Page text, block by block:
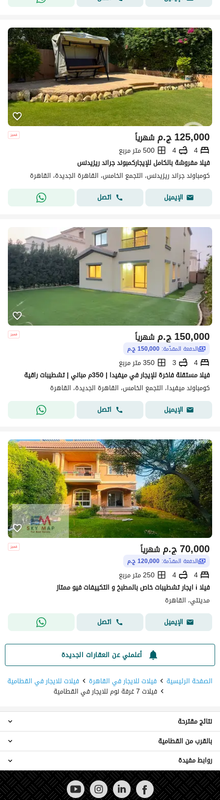
ج.م125,000 شهرياً
4
4
500 متر مربع
فيلا مفروشة بالكامل للإيجاركمبوند جراند ريزيدنس
كومباوند جراند ريزيدنس، التجمع الخامس، القاهرة الجديدة، القاهرة
الإيميل
اتصل
ج.م150,000 شهرياً
الدفعة المقدّمة: 150,000 ج.م
4
3
350 متر مربع
فيلا مستقلة فاخرة للإيجار في ميفيدا | 350م مباني | تشطيبات راقية
كومباوند ميفيدا، التجمع الخامس، القاهرة الجديدة، القاهرة
الإيميل
اتصل
ج.م70,000 شهرياً
الدفعة المقدّمة: 120,000 ج.م
4
4
250 متر مربع
فيلا i ايجار تشطيبات خاص بالمطبخ و التكييفات فيو ممتاز
مدينتي، القاهرة
الإيميل
اتصل
أعلمني عن العقارات الجديدة
الصفحة الرئيسية
فيلات للايجار في القاهرة فيلات للايجار في القطامية
فيلات 7 غرفة نوم للايجار في القطامية
فيلات 3 غرف نوم للايجار في القطامية
فيلات 4 غرف نوم للايجار في القطامية
فيلات 5 غرف نوم للايجار في القطامية
فيلات 6 غرف نوم للايجار في القطامية
شقق للايجار في القطامية
نتائج مقترحة
فيلات 7 غرف نوم للايجار في القاهرة الجديدة
فيلات 7 غرف نوم للايجار في المقطم
فيلات 7 غرف نوم للايجار في المعادي
بالقرب من القطامية
عقارات للايجار في القاهرة
فيلات للبيع في القطامية
روابط مفيدة